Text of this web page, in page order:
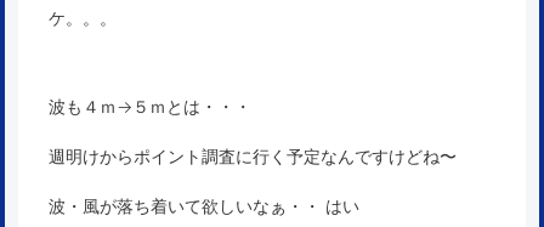
ケ。。。
波も４ｍ→５ｍとは・・・
週明けからポイント調査に行く予定なんですけどね〜
波・風が落ち着いて欲しいなぁ・・ はい